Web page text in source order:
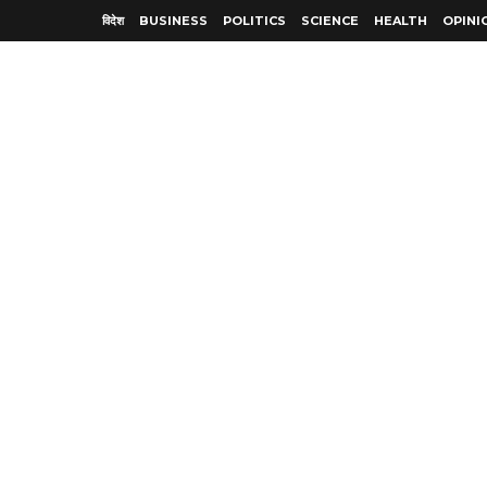
विदेश BUSINESS POLITICS SCIENCE HEALTH